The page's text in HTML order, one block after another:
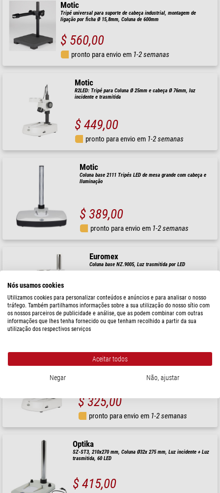
Motic
Tripé universal para suporte de cabeça industrial, montagem de
ligação por ficha Ø 15,8mm, Coluna de 600mm
$ 560,00
pronto para envio em 1-2 semanas
Motic
R2LED: Tripé para Coluna Ø 25mm e cabeça Ø 76mm, luz
incidente e trasmitida
$ 449,00
pronto para envio em 1-2 semanas
Motic
Coluna base 2111 Tripés LED de mesa grande com cabeça e
Iluminação
$ 389,00
pronto para envio em 1-2 semanas
Euromex
Coluna base NZ.9005, Luz trasmitida por LED
$ 457,00
Motic
$ 325,00
pronto para envio em 1-2 semanas
Optika
SZ-ST3, 210x270 mm, Coluna Ø32x 275 mm, Luz incidente + Luz
trasmitida, 60 LED
$ 415,00
Nós usamos cookies
Utilizamos cookies para personalizar conteúdos e anúncios e para analisar o nosso
tráfego. Também partilhamos informações sobre a sua utilização do nosso sítio com
os nossos parceiros de publicidade e análise, que as podem combinar com outras
informações que lhes tenha fornecido ou que tenham recolhido a partir da sua
utilização dos respectivos serviços
Aceitar todos
Negar Não, ajustar